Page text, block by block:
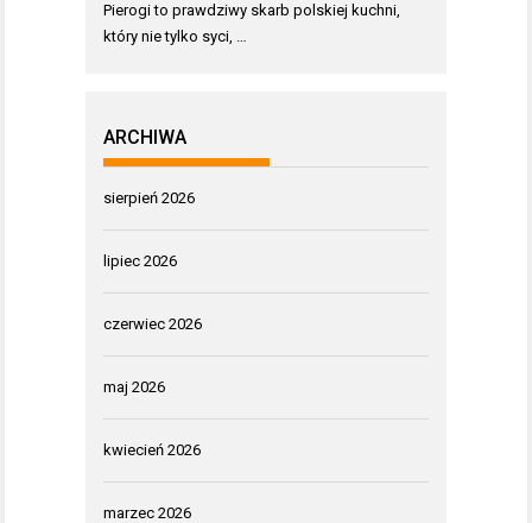
Pierogi to prawdziwy skarb polskiej kuchni,
który nie tylko syci, …
ARCHIWA
sierpień 2026
lipiec 2026
czerwiec 2026
maj 2026
kwiecień 2026
marzec 2026